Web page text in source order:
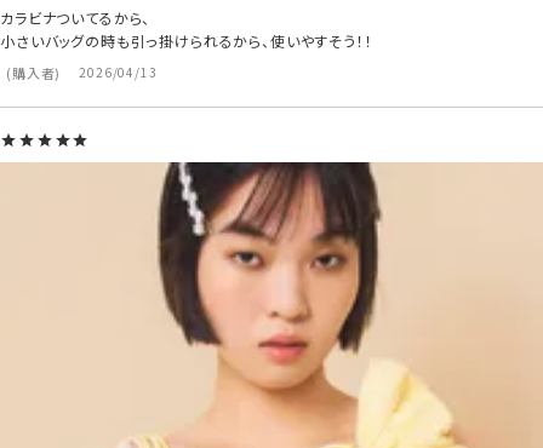
購入者 2026/04/13
カラビナついてるから、
小さいバッグの時も引っ掛けられるから、使いやすそう！！